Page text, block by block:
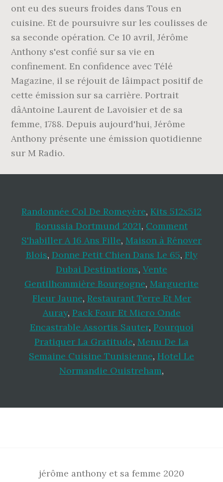
ont eu des sueurs froides dans Tous en
cuisine. Et de poursuivre sur les coulisses de
sa seconde opération. Ce 10 avril, Jérôme
Anthony s'est confié sur sa vie en
confinement. En confidence avec Télé
Magazine, il se réjouit de lâimpact positif de
cette émission sur sa carrière. Portrait
dâAntoine Laurent de Lavoisier et de sa
femme, 1788. Depuis aujourd'hui, Jérôme
Anthony présente une émission quotidienne
sur M Radio.
Randonnée Col De Romeyère, Kits 512x512
Borussia Dortmund 2021, Comment
S'habiller A 16 Ans Fille, Maison à Rénover
Blois, Donne Petit Chien Dans Le 65, Fly
Dubai Destinations, Vente
Gentilhommière Bourgogne, Marguerite
Fleur Jaune, Restaurant Terre Et Mer
Auray, Pack Four Et Micro Onde
Encastrable Assortis Sauter, Pourquoi
Pratiquer La Gratitude, Menu De La
Semaine Cuisine Tunisienne, Hotel Le
Normandie Ouistreham,
jérôme anthony et sa femme 2020